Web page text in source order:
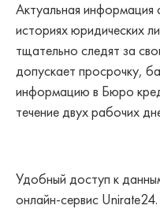
Актуальная информация
историях юридических
тщательно следят за
допускает просрочку,
информацию в Бюро
течение двух рабочих
Удобный доступ к
онлайн-сервис